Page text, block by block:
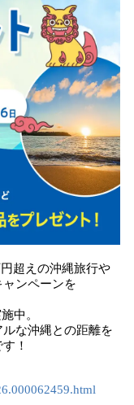
超えの沖縄旅行や
ンペーン​​を
中。
な沖縄との距離を
！